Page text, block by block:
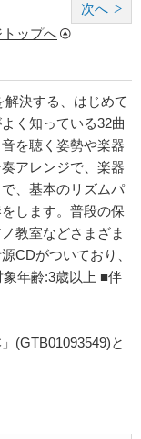
次へ
ップへ
決する、はじめて
く知っている32曲
を聴く姿勢や楽器
アレンジで、楽器
、基本のリズムパ
します。普段の保
教室などさまざま
CDがついており、
年齢:3歳以上 ■伴
(GTB01093549)と